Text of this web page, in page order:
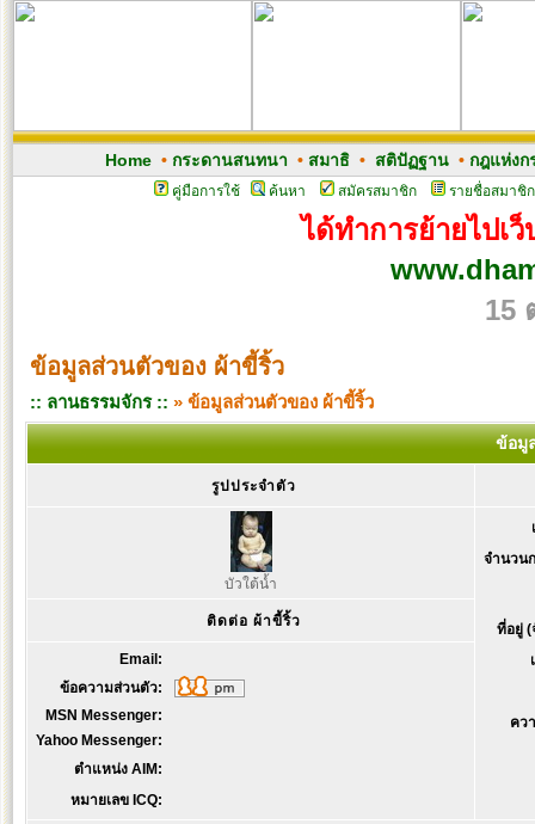
Home• กระดานสนทนา • สมาธิ• สติปัฏฐาน• กฎแห่งก
คู่มือการใช้ ค้นหา สมัครสมาชิก รายชื่อสมาชิก
ได้ทำการย้ายไปเ
15
ข้อมูลส่วนตัวของ ผ้าขี้ริ้ว
:: ลานธรรมจักร :: » ข้อมูลส่วนตัวของ ผ้าขี้ริ้ว
ข้อมู
รูปประจำตัว
บัวใต้น้ำ
จำนวน
ที่อยู่ (
คว
ติดต่อ ผ้าขี้ริ้ว
Email:
ข้อความส่วนตัว:
MSN Messenger:
Yahoo Messenger:
ตำแหน่ง AIM:
หมายเลข ICQ: